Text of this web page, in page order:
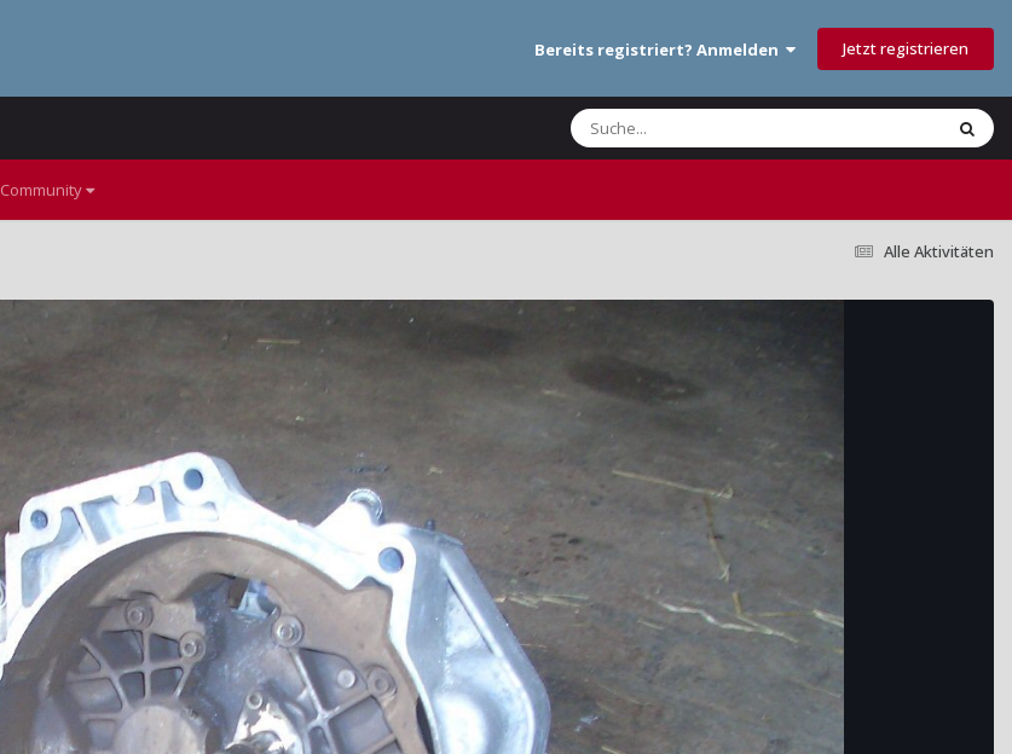
Bereits registriert? Anmelden Jetzt registrieren
Community
Alle Aktivitäten